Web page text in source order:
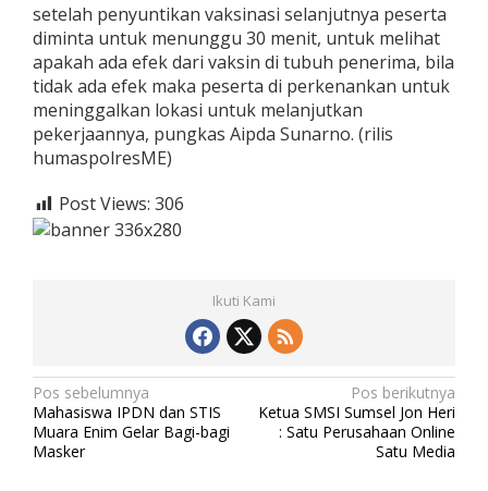
setelah penyuntikan vaksinasi selanjutnya peserta
diminta untuk menunggu 30 menit, untuk melihat
apakah ada efek dari vaksin di tubuh penerima, bila
tidak ada efek maka peserta di perkenankan untuk
meninggalkan lokasi untuk melanjutkan
pekerjaannya, pungkas Aipda Sunarno. (rilis
humaspolresME)
Post Views: 306
Ikuti Kami
N
a
v
Pos sebelumnya
Mahasiswa IPDN dan STIS
Muara Enim Gelar Bagi-bagi
Masker
Pos berikutnya
Ketua SMSI Sumsel Jon Heri
: Satu Perusahaan Online
Satu Media